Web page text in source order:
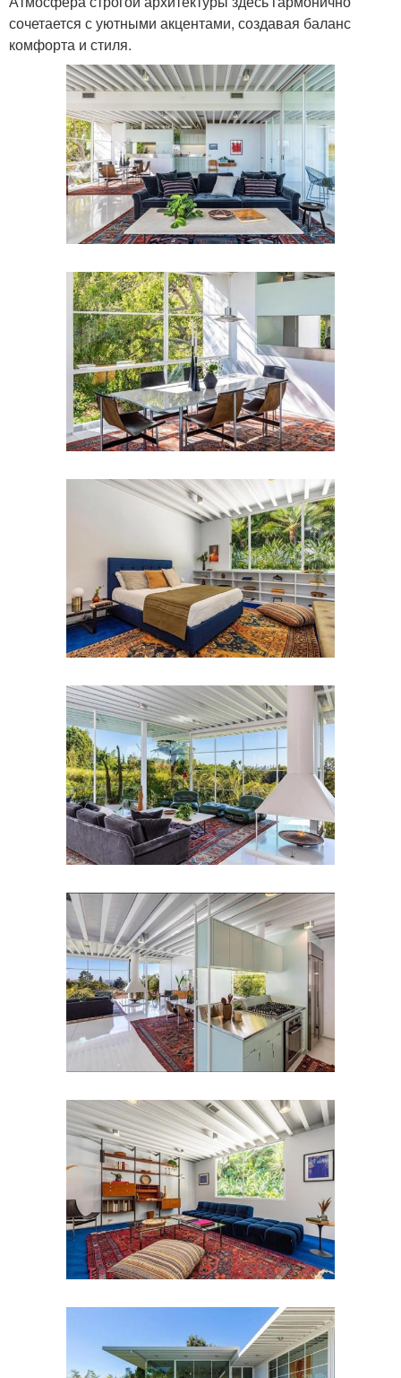
сочетается с уютными акцентами, создавая баланс
комфорта и стиля.